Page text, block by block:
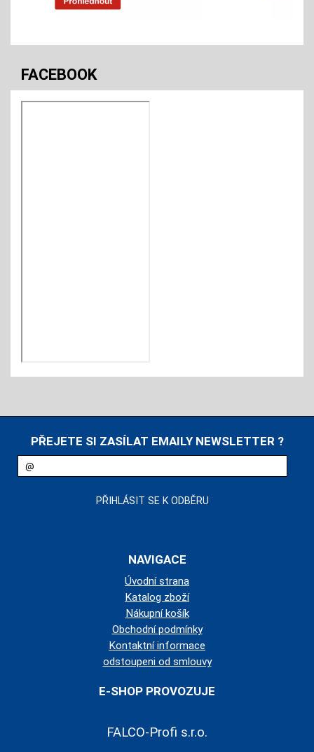
FACEBOOK
PŘEJETE SI ZASÍLAT EMAILY NEWSLETTER ?
NAVIGACE
Úvodní strana
Katalog zboží
Nákupní košík
Obchodní podmínky
Kontaktní informace
odstoupeni od smlouvy
E-SHOP PROVOZUJE
FALCO-Profi s.r.o.